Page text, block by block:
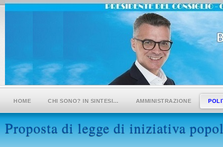
HOME CHI SONO? IN SINTESI… AMMINISTRAZIONE
Proposta di legge di iniziativa